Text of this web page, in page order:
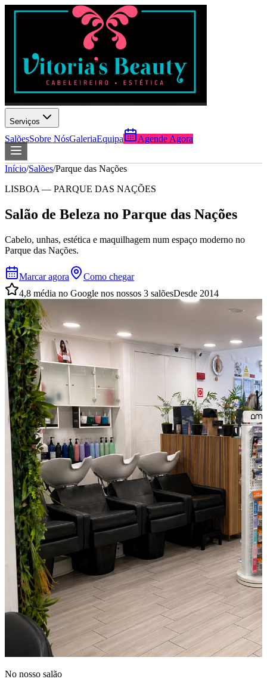
Serviços
SalõesSobre NósGaleriaEquipa Agende Agora
Início/Salões/Parque das Nações
LISBOA — PARQUE DAS NAÇÕES
Salão de Beleza no Parque das Nações
Cabelo, unhas, estética e maquilhagem num espaço moderno no
Parque das Nações.
Marcar agora
Como chegar
4,8 média no Google nos nossos 3 salõesDesde 2014
No nosso salão